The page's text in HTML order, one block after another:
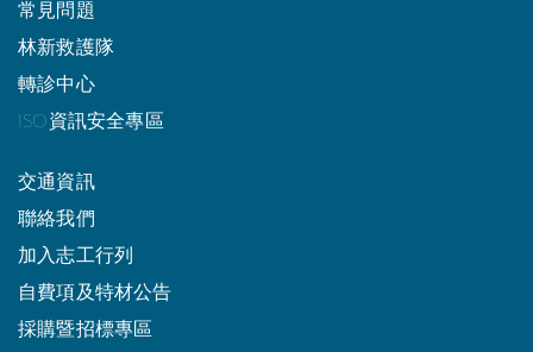
常見問題
林新救護隊
轉診中心
ISO資訊安全專區
交通資訊
聯絡我們
加入志工行列
自費項及特材公告
採購暨招標專區